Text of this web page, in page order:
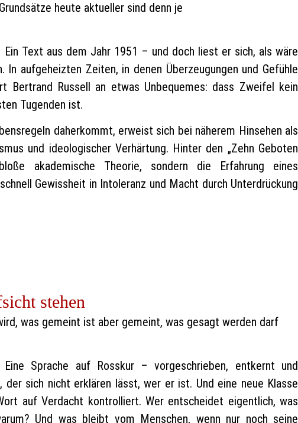
heute aktueller sind denn je
Ein Text aus dem Jahr 1951 – und doch liest er sich, als wäre
In aufgeheizten Zeiten, in denen Überzeugungen und Gefühle
Bertrand Russell an etwas Unbequemes: dass Zweifel kein
Tugenden ist.
daherkommt, erweist sich bei näherem Hinsehen als
und ideologischer Verhärtung. Hinter den „Zehn Geboten
akademische Theorie, sondern die Erfahrung eines
Gewissheit in Intoleranz und Macht durch Unterdrückung
stehen
was gemeint ist aber gemeint, was gesagt werden darf
Eine Sprache auf Rosskur – vorgeschrieben, entkernt und
sich nicht erklären lässt, wer er ist. Und eine neue Klasse
auf Verdacht kontrolliert. Wer entscheidet eigentlich, was
Und was bleibt vom Menschen, wenn nur noch seine